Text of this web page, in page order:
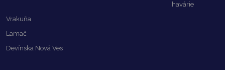
havárie
Vrakuňa
Lamač
Devínska Nová Ves